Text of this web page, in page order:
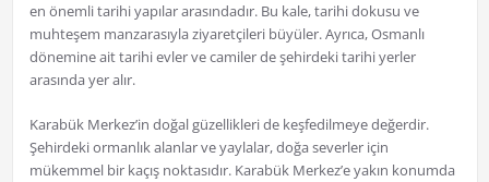
en önemli tarihi yapılar arasındadır. Bu kale, tarihi dokusu ve
muhteşem manzarasıyla ziyaretçileri büyüler. Ayrıca, Osmanlı
dönemine ait tarihi evler ve camiler de şehirdeki tarihi yerler
arasında yer alır.
Karabük Merkez’in doğal güzellikleri de keşfedilmeye değerdir.
Şehirdeki ormanlık alanlar ve yaylalar, doğa severler için
mükemmel bir kaçış noktasıdır. Karabük Merkez’e yakın konumda